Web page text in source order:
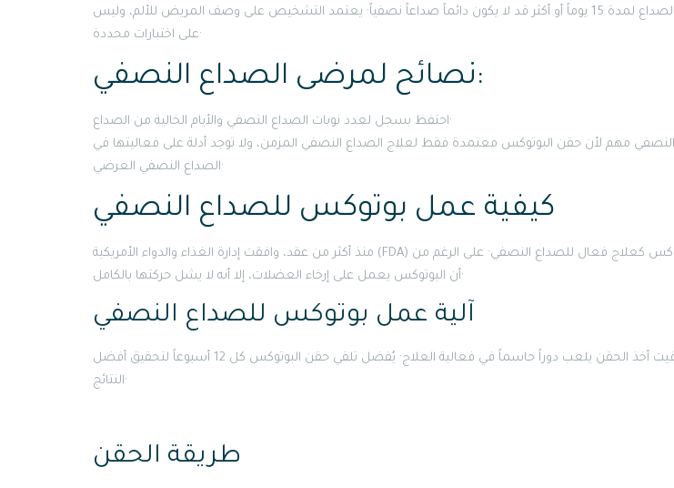
من المهم ملاحظة أن الصداع لمدة 15 يوماً أو أكثر قد لا يكون دائماً صداعاً نصفياً· يعتمد التشخيص على وصف المريض للألم، وليس
على اختبارات محددة·
نصائح لمرضى الصداع النصفي:
احتفظ بسجل لعدد نوبات الصداع النصفي والأيام الخالية من الصداع·
مهم لأن حقن البوتوكس معتمدة فقط لعلاج الصداع النصفي المزمن، ولا توجد أدلة على فعاليتها في
الصداع النصفي العرضي·
كيفية عمل بوتوكس للصداع النصفي
منذ أكثر من عقد، وافقت إدارة الغذاء والدواء الأمريكية (FDA) على استخدام حقن البوتوكس كعلاج فعال للصداع النصفي· على الرغم من
أن البوتوكس يعمل على إرخاء العضلات، إلا أنه لا يشل حركتها بالكامل·
آلية عمل بوتوكس للصداع النصفي
تشير الدراسات إلى أن توقيت أخذ الحقن يلعب دوراً حاسماً في فعالية العلاج· يُفضل تلقي حقن البوتوكس كل 12 أسبوعاً لتحقيق أفضل
النتائج·
طريقة الحقن